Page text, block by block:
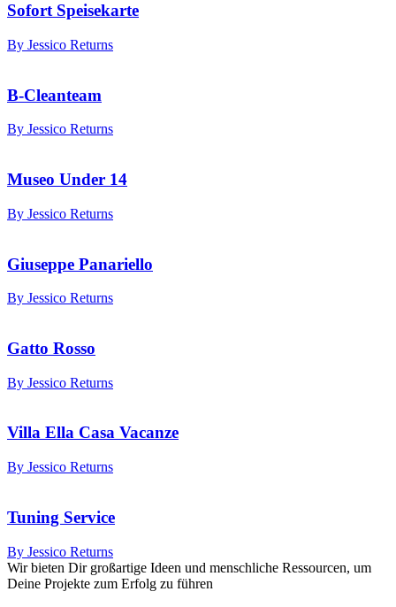
Sofort Speisekarte
By Jessico Returns
B-Cleanteam
By Jessico Returns
Museo Under 14
By Jessico Returns
Giuseppe Panariello
By Jessico Returns
Gatto Rosso
By Jessico Returns
Villa Ella Casa Vacanze
By Jessico Returns
Tuning Service
By Jessico Returns
Wir bieten Dir großartige Ideen und menschliche Ressourcen, um
Deine Projekte zum Erfolg zu führen